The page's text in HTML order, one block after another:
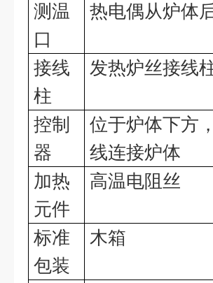
测温
口
热电偶从炉体
接线
柱
发热炉丝接线
控制
器
位于炉体下方
线连接炉体
加热
元件
高温电阻丝
标准
包装
木箱